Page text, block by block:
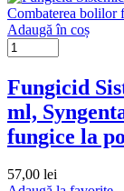
Adaugă în coș
Fungicid
ml,
fungice la
57,00 lei